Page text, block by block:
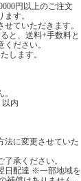
円以上のご注文
す。
ていただきます。
と、送料+手数料と
ださい。
します。
以内
法に変更させていた
承ください。
日配達 ※一部地域を